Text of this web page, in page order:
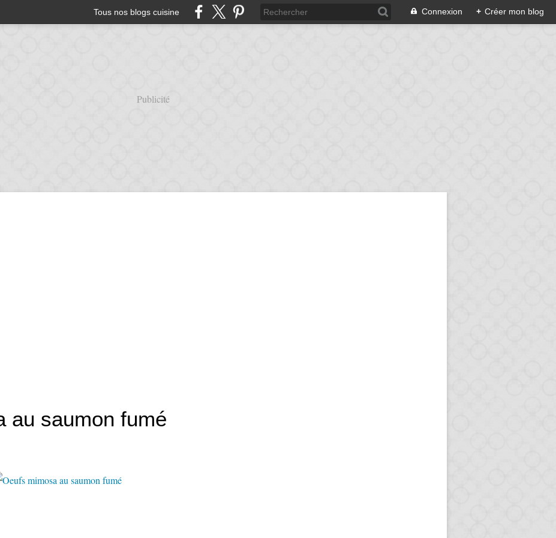
Tous nos blogs cuisine Connexion + Créer mon blog
Publicité
au saumon fumé